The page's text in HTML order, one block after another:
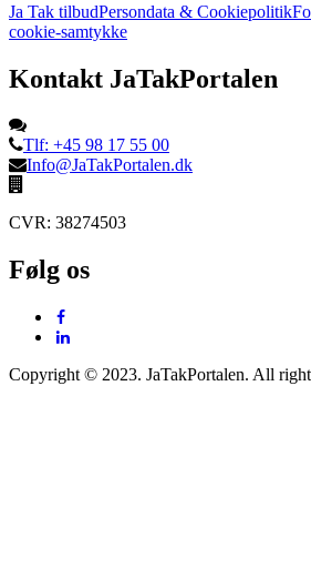
Ja Tak tilbudPersondata & Cookiepolitik
cookie-samtykke
Kontakt JaTakPortalen
Tlf: +45 98 17 55 00
Info@JaTakPortalen.dk
CVR: 38274503
Følg os
Copyright © 2023. JaTakPortalen. All